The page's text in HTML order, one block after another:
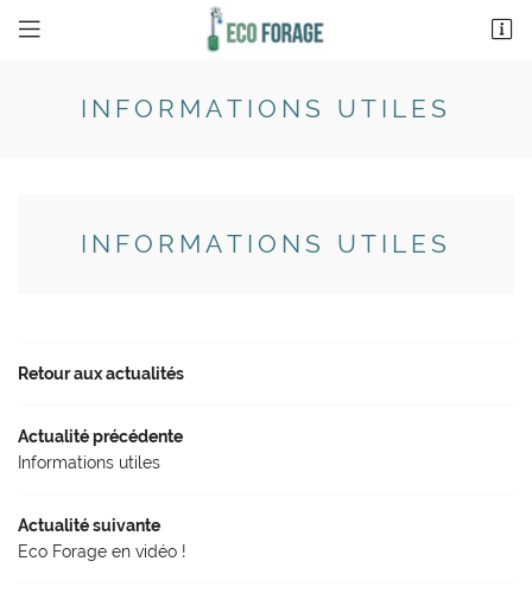
04 75 00 99 76
INFORMATIONS UTILES
INFORMATIONS UTILES
Retour aux actualités
Actualité précédente
Informations utiles
Actualité suivante
Eco Forage en vidéo !